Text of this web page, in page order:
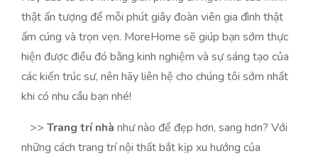
thật ấn tượng để mỗi phút giây đoàn viên gia đình thật
ấm cúng và trọn vẹn. MoreHome sẽ giúp bạn sớm thực
hiện được điều đó bằng kinh nghiệm và sự sáng tạo của
các kiến trúc sư, nên hãy liên hệ cho chúng tôi sớm nhất
khi có nhu cầu bạn nhé!
>> Trang trí nhà như nào để đẹp hơn, sang hơn? Với
những cách trang trí nội thất bắt kịp xu hướng của